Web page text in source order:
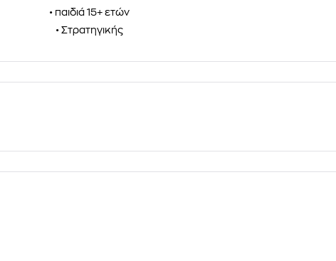
• παιδιά 15+ ετών
• Στρατηγικής